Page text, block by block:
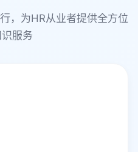
，为HR从业者提供全方位
服务